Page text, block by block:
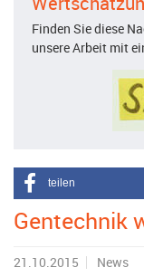
Finden Sie diese
unsere Arbeit mit
teilen
Gentechnik
21.10.2015
News